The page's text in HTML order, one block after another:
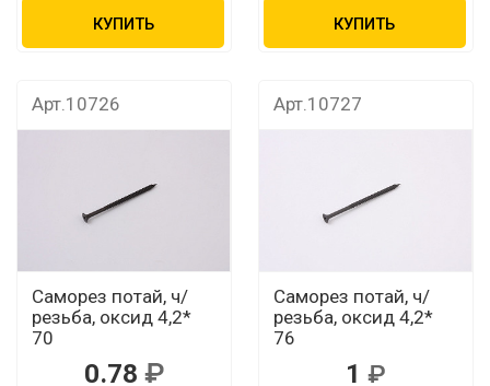
КУПИТЬ КУПИТЬ
Арт.10726
Саморез потай, ч/
резьба, оксид 4,2*
70
0.78
Арт.10727
Саморез потай, ч/
резьба, оксид 4,2*
76
1